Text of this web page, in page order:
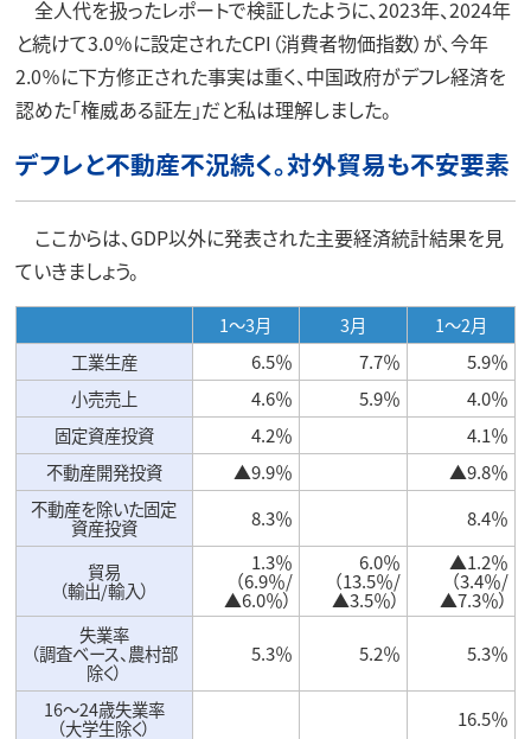
全人代を扱ったレポートで検証したように、2023年、2024年
と続けて3.0％に設定されたCPI（消費者物価指数）が、今年
2.0％に下方修正された事実は重く、中国政府がデフレ経済を
認めた「権威ある証左」だと私は理解しました。
デフレと不動産不況続く。対外貿易も不安要素
ここからは、GDP以外に発表された主要経済統計結果を見
ていきましょう。
1～3月 3月
1～2月
工業生産
6.5％ 7.7％
5.9％
小売売上
4.6％ 5.9％
4.0％
固定資産投資
4.2％
4.1％
不動産開発投資
▲9.9％
▲9.8％
不動産を除いた固定
資産投資 8.3％ 8.4％
貿易
（輸出/輸入）
1.3％
（6.9％/
▲6.0％）
6.0％
（13.5％/
▲3.5％）
▲1.2％
（3.4％/
▲7.3％）
失業率
（調査ベース、農村部
除く）
5.3％ 5.2％ 5.3％
16～24歳失業率
（大学生除く） 16.5％